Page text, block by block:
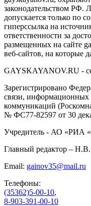
законодательством РФ.
допускается только по
гиперссылка на
ответственности за
размещенных на сайте
веб-сайтов, на которые
GAYSKAYANOV.RU -
Зарегистрировано
связи, информационных
коммуникаций
№ ФС77-82597 от 30
Учредитель - АО «РИА
Главный редактор –
Email: gainov35@mail.ru
Телефоны:
(35362)5-00-10,
8-903-391-00-10